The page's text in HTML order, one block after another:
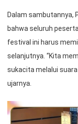
Dalam sambutannya,
bahwa seluruh
festival ini harus
selanjutnya. “Kita
sukacita melalui
ujarnya.